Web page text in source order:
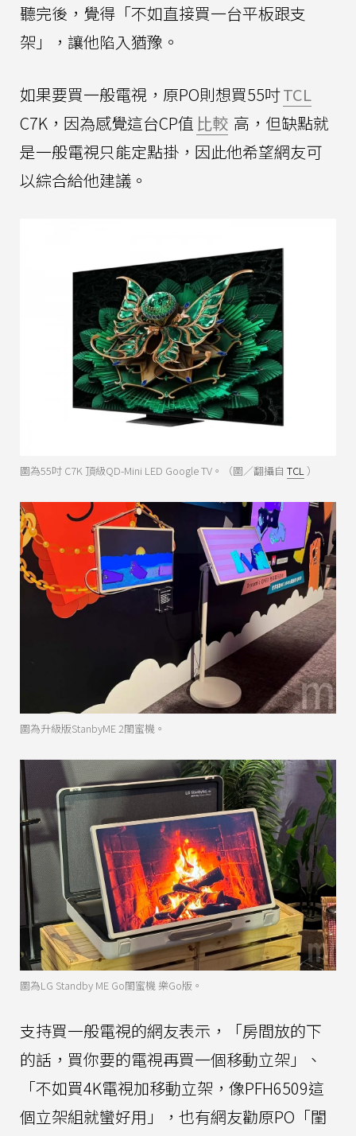
聽完後，覺得「不如直接買一台平板跟支
架」，讓他陷入猶豫。
如果要買一般電視，原PO則想買55吋TCL
C7K，因為感覺這台CP值 比較 高，但缺點就
是一般電視只能定點掛，因此他希望網友可
以綜合給他建議。
圖為55吋 C7K 頂級QD-Mini LED Google TV。（圖／翻攝自 TCL ）
圖為升級版StanbyME 2閨蜜機。
圖為LG Standby ME Go閨蜜機 樂Go版。
支持買一般電視的網友表示，「房間放的下
的話，買你要的電視再買一個移動立架」、
「不如買4K電視加移動立架，像PFH6509這
個立架組就蠻好用」，也有網友勸原PO「閨